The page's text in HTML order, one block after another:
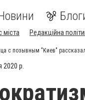
міста Редакційна
с позывным "Киев"
2020 р.